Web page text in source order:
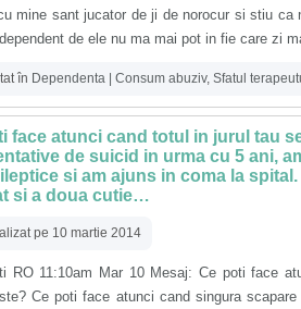
mine sant jucator de ji de norocur si stiu ca
de ele nu ma mai pot in fie care zi
în Dependenta | Consum abuziv, Sfatul
face atunci cand totul in jurul tau
de suicid in urma cu 5 ani,
si am ajuns in coma la
si a doua cutie…
pe 10 martie 2014
RO 11:10am Mar 10 Mesaj: Ce poti face
Ce poti face atunci cand singura